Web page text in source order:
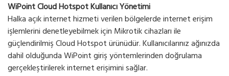
WiPoint Cloud Hotspot Kullanıcı Yönetimi
Halka açık internet hizmeti verilen bölgelerde internet erişim
işlemlerini denetleyebilmek için Mikrotik cihazları ile
güçlendirilmiş Cloud Hotspot ürünüdür. Kullanıcılarınız ağınızda
dahil olduğunda WiPoint giriş yöntemlerinden doğrulama
gerçekleştirilerek internet erişimini sağlar.